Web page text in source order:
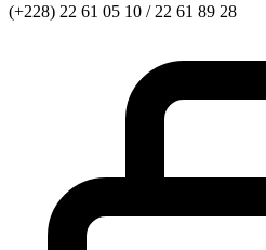
(+228) 22 61 05 10 / 22 61 89 28